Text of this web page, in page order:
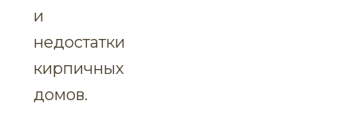
и
недостатки
кирпичных
домов.